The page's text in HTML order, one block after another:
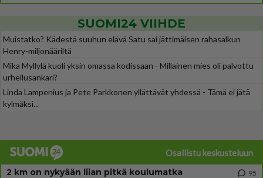
SUOMI24 VIIHDE
Muistatko? Kädestä suuhun elävä Satu sai jättimäisen rahasalkun
Henry-miljonääriltä
Mika Myllylä kuoli yksin omassa kodissaan - Millainen mies oli palvottu
urheilusankari?
Linda Lampenius ja Pete Parkkonen yllättävät yhdessä - Tämä ei jätä
kylmäksi...
Osallistu keskusteluun
2 km on nykyään liian pitkä koulumatka
95